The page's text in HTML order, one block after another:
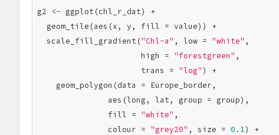
g2 <- ggplot(chl_r_dat) +
  geom_tile(aes(x, y, fill = value)) +
  scale_fill_gradient(
"Chl-a" , low = "white" ,
                      high =
"forestgreen" ,
                      trans =
"log") +
    geom_polygon(data = Europe_border,
               aes(long, lat, group = group),
               fill =
"white" ,
               colour =
"grey20" , size = 0.1) +